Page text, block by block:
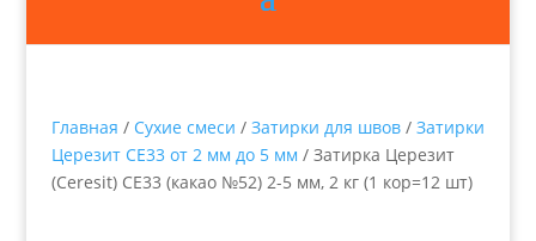
Главная / Сухие смеси / Затирки для швов/ Затирки
Церезит СЕ33 от 2 мм до 5 мм / Затирка Церезит
(Ceresit) СЕ33 (какао №52) 2-5 мм, 2 кг (1 кор=12 шт)